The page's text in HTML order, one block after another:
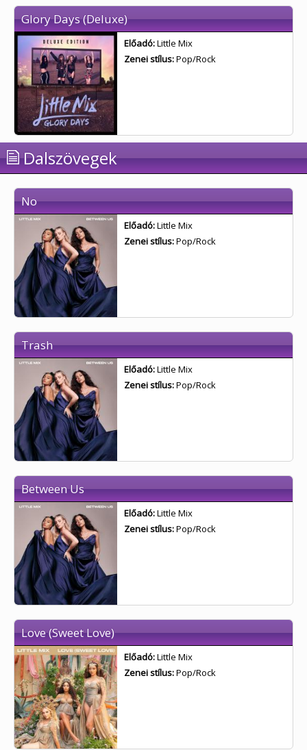
Glory Days (Deluxe)
Előadó:Little Mix
Zenei stílus:Pop/Rock
Dalszövegek
No
Előadó:Little Mix
Zenei stílus:Pop/Rock
Trash
Előadó:Little Mix
Zenei stílus:Pop/Rock
Between Us
Előadó:Little Mix
Zenei stílus:Pop/Rock
Love (Sweet Love)
Előadó:Little Mix
Zenei stílus:Pop/Rock